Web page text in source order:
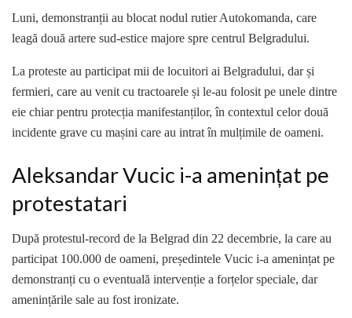
Luni, demonstranții au blocat nodul rutier Autokomanda, care
leagă două artere sud-estice majore spre centrul Belgradului.
La proteste au participat mii de locuitori ai Belgradului, dar și
fermieri, care au venit cu tractoarele și le-au folosit pe unele dintre
eie chiar pentru protecția manifestanților, în contextul celor două
incidente grave cu mașini care au intrat în mulțimile de oameni.
Aleksandar Vucic i-a amenințat pe
protestatari
După protestul-record de la Belgrad din 22 decembrie, la care au
participat 100.000 de oameni, președintele Vucic i-a amenințat pe
demonstranți cu o eventuală intervenție a forțelor speciale, dar
amenințările sale au fost ironizate.